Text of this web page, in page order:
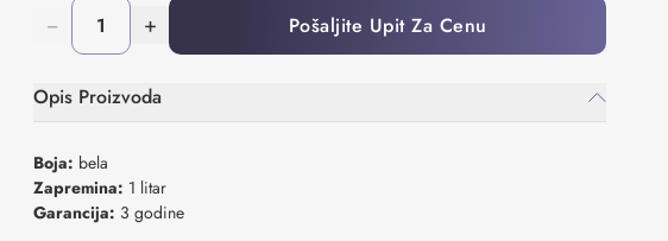
− + Pošaljite Upit Za Cenu
Opis Proizvoda
Boja: bela
Zapremina: 1 litar
Garancija: 3 godine